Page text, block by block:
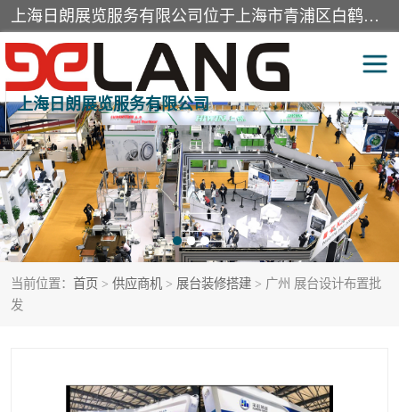
上海日朗展览服务有限公司位于上海市青浦区白鹤镇，营业范围有展览展示会务服务，室内装饰设计及施工，展示道具设计制作，舞台设计，图文设计，灯箱制作，园林绿化工程，广告装潢材料，建筑材料，办公用品，工艺礼品日用百货销售。
上海日朗展览服务有限公司
当前位置： 首页 > 供应商机 > 展台装修搭建 > 广州 展台设计布置批
发
展台装修搭建 活动会议执行
展厅装修 专柜制作
展会装修设计 展会搭建
活动策划 展会服务